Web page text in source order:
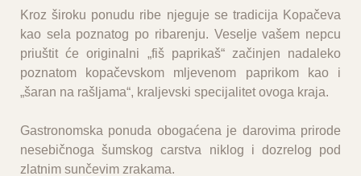
Kroz široku ponudu ribe njeguje se tradicija Kopačeva
kao sela poznatog po ribarenju. Veselje vašem nepcu
priuštit će originalni „fiš paprikaš“ začinjen nadaleko
poznatom kopačevskom mljevenom paprikom kao i
„šaran na rašljama“, kraljevski specijalitet ovoga kraja.
Gastronomska ponuda obogaćena je darovima prirode
nesebičnoga šumskog carstva niklog i dozrelog pod
zlatnim sunčevim zrakama.